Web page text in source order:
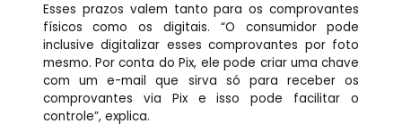
Esses prazos valem tanto para os comprovantes
físicos como os digitais. “O consumidor pode
inclusive digitalizar esses comprovantes por foto
mesmo. Por conta do Pix, ele pode criar uma chave
com um e-mail que sirva só para receber os
comprovantes via Pix e isso pode facilitar o
controle”, explica.